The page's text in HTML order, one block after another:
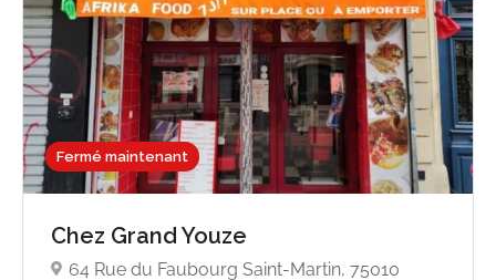
Pas encore d'avis
Fermé maintenant
Chez Grand Youze
64 Rue du Faubourg Saint-Martin, 75010